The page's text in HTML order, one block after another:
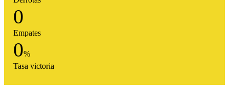
0
Empates
0%
Tasa victoria